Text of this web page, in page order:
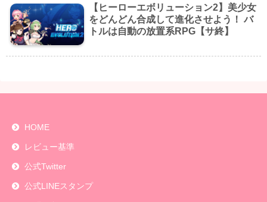
【ヒーローエボリューション2】美少女
をどんどん合成して進化させよう！ バ
トルは自動の放置系RPG【サ終】
HOME
レビュー基準
公式Twitter
公式LINEスタンプ